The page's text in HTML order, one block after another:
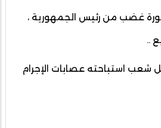
غضب من رئيس الجمهورية ،
..
استباحته عصابات الإجرام